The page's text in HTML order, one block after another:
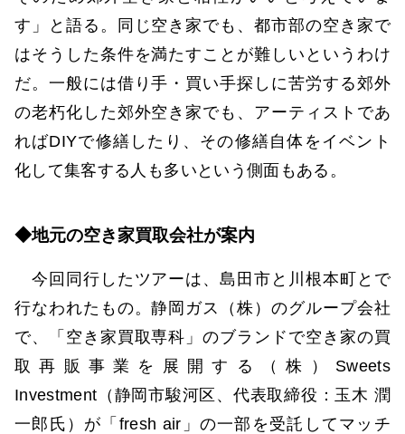
す」と語る。同じ空き家でも、都市部の空き家で
はそうした条件を満たすことが難しいというわけ
だ。一般には借り手・買い手探しに苦労する郊外
の老朽化した郊外空き家でも、アーティストであ
ればDIYで修繕したり、その修繕自体をイベント
化して集客する人も多いという側面もある。
◆地元の空き家買取会社が案内
今回同行したツアーは、島田市と川根本町とで
行なわれたもの。静岡ガス（株）のグループ会社
で、「空き家買取専科」のブランドで空き家の買
取再販事業を展開する（株）Sweets
Investment（静岡市駿河区、代表取締役：玉木 潤
一郎氏）が「fresh air」の一部を受託してマッチ